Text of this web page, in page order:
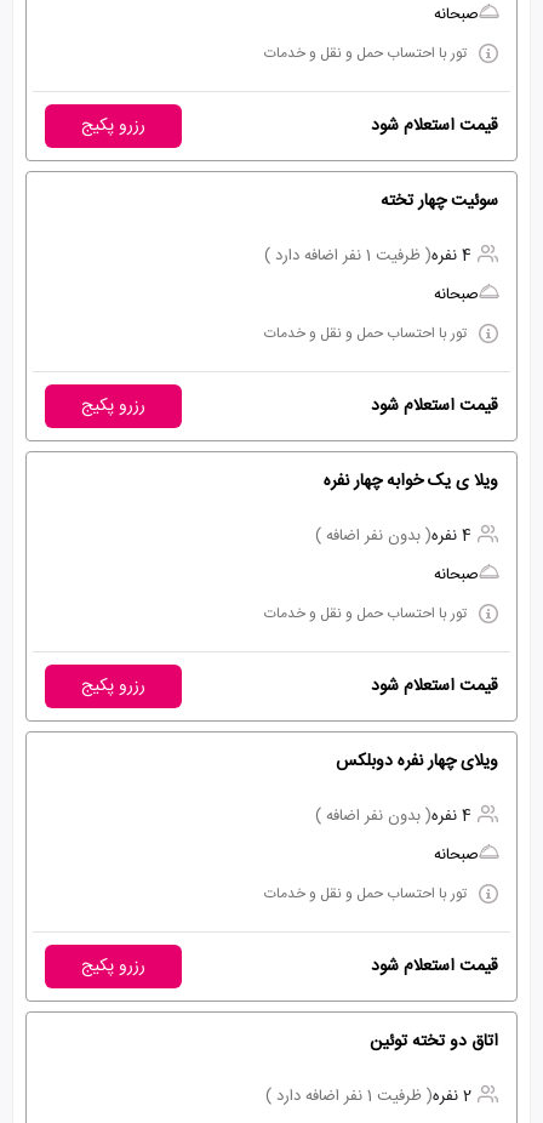
صبحانه
تور با احتساب حمل و نقل و خدمات
قیمت استعلام شود رزرو پکیج
سوئیت چهار تخته
4 نفره
( ظرفیت 1 نفر اضافه دارد )
صبحانه
تور با احتساب حمل و نقل و خدمات
قیمت استعلام شود رزرو پکیج
ویلا ی یک خوابه چهار نفره
4 نفره
( بدون نفر اضافه )
صبحانه
تور با احتساب حمل و نقل و خدمات
قیمت استعلام شود رزرو پکیج
ویلای چهار نفره دوبلکس
4 نفره
( بدون نفر اضافه )
صبحانه
تور با احتساب حمل و نقل و خدمات
قیمت استعلام شود رزرو پکیج
اتاق دو تخته توئین
2 نفره
( ظرفیت 1 نفر اضافه دارد )